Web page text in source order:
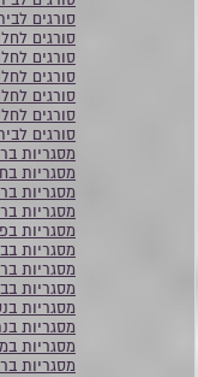
סורגים
סורגים
סורגים
סורגים
סורגים
סורגים
סורגים
מסגריות
מסגריות
מסגריות
מסגריות
מסגריות
מסגריות
מסגריות
מסגריות
מסגריות
מסגריות
מסגריות
מסגריות